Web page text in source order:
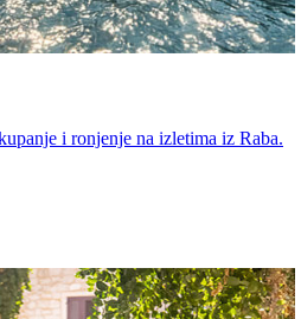
i ronjenje na izletima iz Raba.